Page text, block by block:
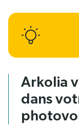
Arkolia
dans